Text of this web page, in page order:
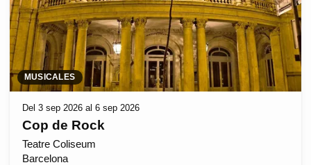
MUSICALES
Del 3 sep 2026 al 6 sep 2026
Cop de Rock
Teatre Coliseum
Barcelona